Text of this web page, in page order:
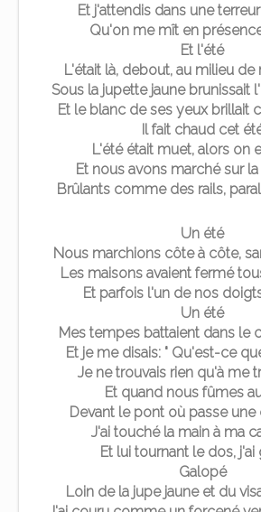
Et j'attendis dans une
Qu'on me mît en
Et l'été
L'était là, debout, au milieu
Sous la jupette jaune brunissait
Et le blanc de ses yeux brillait
Il fait chaud cet
L'été était muet, alors on
Et nous avons marché sur
Brûlants comme des rails,
Un été
Nous marchions côte à côte,
Les maisons avaient fermé
Et parfois l'un de nos
Un été
Mes tempes battaient dans le
Et je me disais: " Qu'est-ce
Je ne trouvais rien qu'à me
Et quand nous fûmes
Devant le pont où passe une
J'ai touché la main à ma
Et lui tournant le dos, j'ai
Galopé
Loin de la jupe jaune et du